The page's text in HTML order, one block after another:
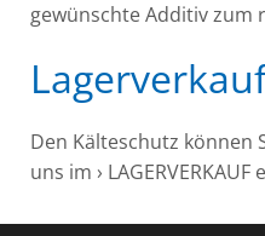
gewünschte Additiv zum
Den Kälteschutz können
uns im › LAGERVERKAUF